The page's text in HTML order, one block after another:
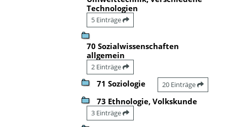
Technologien
5 Einträge
70 Sozialwissenschaften
allgemein
2 Einträge
71 Soziologie 20 Einträge
73 Ethnologie, Volkskunde
3 Einträge